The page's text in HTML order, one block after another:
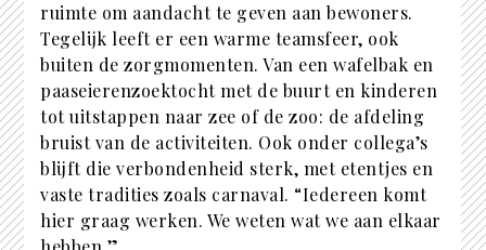
ruimte om aandacht te geven aan bewoners.
Tegelijk leeft er een warme teamsfeer, ook
buiten de zorgmomenten. Van een wafelbak en
paaseierenzoektocht met de buurt en kinderen
tot uitstappen naar zee of de zoo: de afdeling
bruist van de activiteiten. Ook onder collega’s
blijft die verbondenheid sterk, met etentjes en
vaste tradities zoals carnaval. “Iedereen komt
hier graag werken. We weten wat we aan elkaar